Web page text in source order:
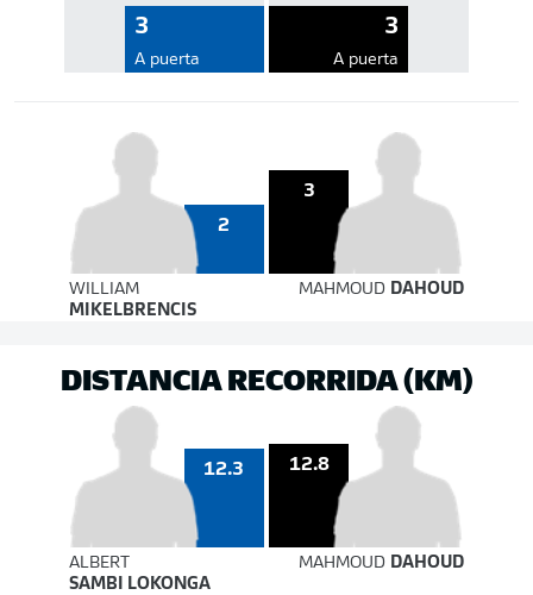
3
A puerta
3
A puerta
2
3
WILLIAM
MIKELBRENCIS
MAHMOUD DAHOUD
DISTANCIA RECORRIDA (KM)
12.3 12.8
ALBERT
SAMBI LOKONGA
MAHMOUD DAHOUD